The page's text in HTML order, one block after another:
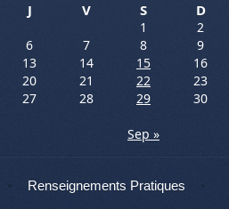
J V S D
1
2
6 7 8
9
13 14 15
16
20 21 22
23
27 28 29
30
Sep »
Renseignements Pratiques